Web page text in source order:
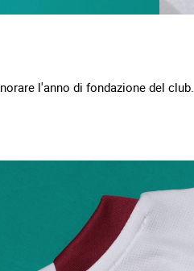
l'anno di fondazione del club.